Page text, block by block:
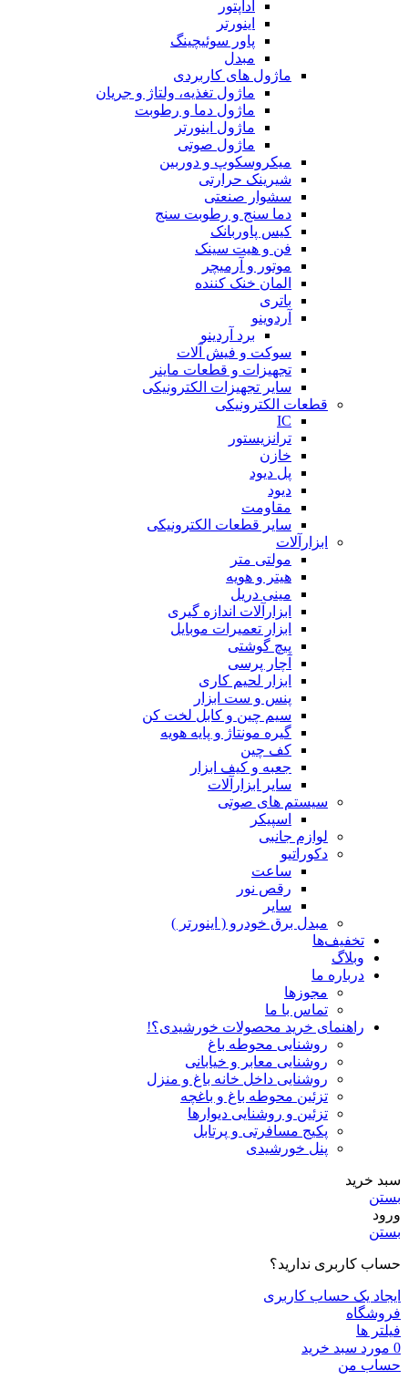
آداپتور
اینورتر
پاور سوئیچینگ
مبدل
ماژول های کاربردی
ماژول تغذیه، ولتاژ و جریان
ماژول دما و رطوبت
ماژول اینورتر
ماژول صوتی
میکروسکوپ و دوربین
شیرینک حرارتی
سشوار صنعتی
دما سنج و رطوبت سنج
کیس پاوربانک
فن و هیت سینک
موتور و آرمیچر
المان خنک کننده
باتری
آردوینو
برد آردینو
سوکت و فیش آلات
تجهیزات و قطعات ماینر
سایر تجهیزات الکترونیکی
قطعات الکترونیکی
IC
ترانزیستور
خازن
پل دیود
دیود
مقاومت
سایر قطعات الکترونیکی
ابزارآلات
مولتی متر
هیتر و هویه
مینی دریل
ابزارآلات اندازه گیری
ابزار تعمیرات موبایل
پیچ گوشتی
آچار پرسی
ابزار لحیم کاری
پنس و ست ابزار
سیم چین و کابل لخت کن
گیره مونتاژ و پایه هویه
کف چین
جعبه و کیف ابزار
سایر ابزارآلات
سیستم های صوتی
اسپیکر
لوازم جانبی
دکوراتیو
ساعت
رقص نور
سایر
مبدل برق خودرو ( اینورتر )
تخفیف‌ها
وبلاگ
درباره ما
مجوزها
تماس با ما
راهنمای خرید محصولات خورشیدی؟!
روشنایی محوطه باغ
روشنایی معابر و خیابانی
روشنایی داخل خانه باغ و منزل
تزئین محوطه باغ و باغچه
تزئین و روشنایی دیوارها
پکیج مسافرتی و پرتابل
پنل خورشیدی
سبد خرید
بستن
ورود
بستن
حساب کاربری ندارید؟
ایجاد یک حساب کاربری
فروشگاه
فیلتر ها
0 مورد سبد خرید
حساب من